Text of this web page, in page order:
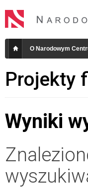
O Narodowym
Projekty
Wyniki